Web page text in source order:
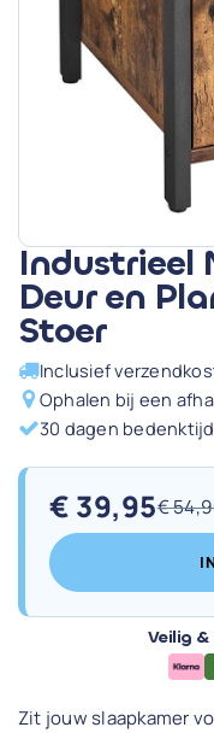
Industrieel
Deur en
Stoer
Inclusief
Ophalen bij een
30 dagen bedenktijd
€
prijs
was:
€ 54,95.
€ 39,95
Huidige
prijs
is:
€ 39,95.
Veilig
Zit jouw slaapkamer